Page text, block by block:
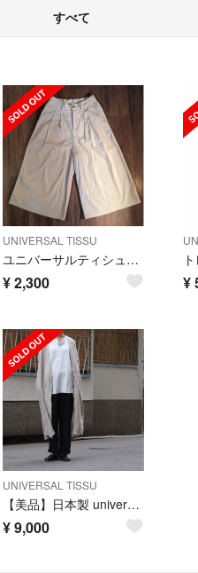
すべて
UNIVERSAL TISSU
ユニバーサルティシュ UNIVERSAL TISSU パンツ
¥2,300 ¥
UNIVERSAL TISSU
【美品】日本製 universal tissu リネンカシュクールワンピース F
¥9,000